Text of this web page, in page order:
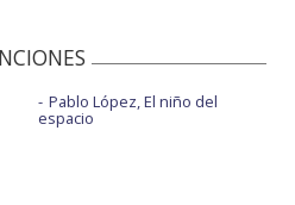
Pablo López, El niño del
espacio